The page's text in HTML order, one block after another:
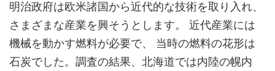
明治政府は欧米諸国から近代的な技術を取り入れ、
さまざまな産業を興そうとします。 近代産業には
機械を動かす燃料が必要で、 当時の燃料の花形は
石炭でした。調査の結果、北海道では内陸の幌内